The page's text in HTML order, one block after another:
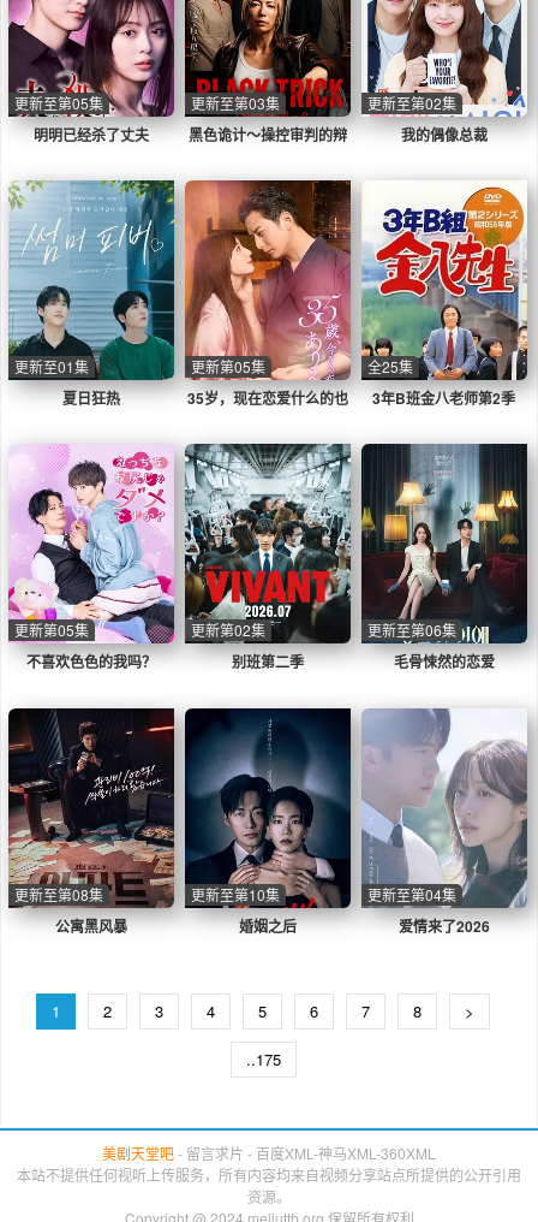
明明已经杀了丈夫
更新至第05集
黑色诡计～操控审判的辩
更新至第03集
我的偶像总裁
更新至第02集
夏日狂热
更新至01集
35岁，现在恋爱什么的也
更新第05集
3年B班金八老师第2季
全25集
不喜欢色色的我吗？
更新第05集
别班第二季
更新第02集
毛骨悚然的恋爱
更新至第06集
公寓黑风暴
更新至第08集
婚姻之后
更新至第10集
爱情来了2026
更新至第04集
1 2 3 4 5 6 7 8 >
..175
美剧天堂吧- 留言求片 - 百度XML -神马XML -360XML
本站不提供任何视听上传服务，所有内容均来自视频分享站点所提供的公开引用
资源。
Copyright @ 2024 meijuttb.org 保留所有权利